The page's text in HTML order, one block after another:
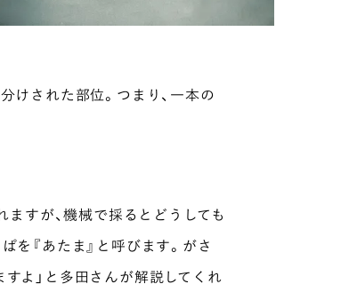
けされた部位。つまり、一本の
ますが、機械で採るとどうしても
『あたま』と呼びます。がさ
よ」と多田さんが解説してくれ